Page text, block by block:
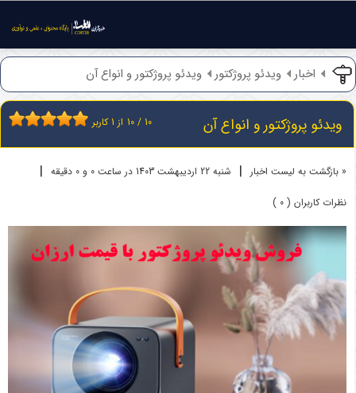
اخبار ویدئو پروژکتور ویدئو پروژکتور و انواع آن
ویدئو پروژکتور و انواع آن 10 / 10 از 1کاربر
« بازگشت به لیست اخبار | شنبه 22 ارديبهشت 1403 در ساعت 0 و 0 دقیقه |
نظرات کاربران ( 0 )